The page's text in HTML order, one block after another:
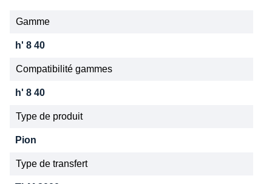
Gamme
h' 8 40
Compatibilité gammes
h' 8 40
Type de produit
Pion
Type de transfert